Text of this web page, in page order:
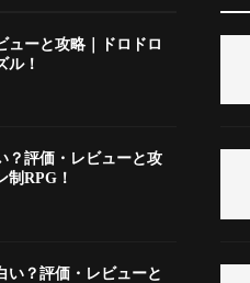
ューと攻略｜ドロドロ
ル！
？評価・レビューと攻
制RPG！
い？評価・レビューと